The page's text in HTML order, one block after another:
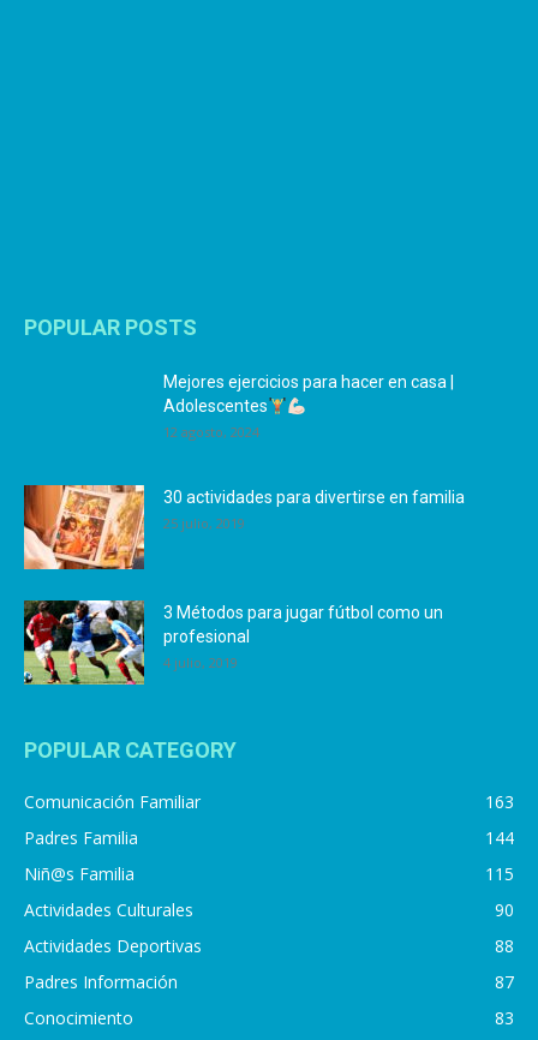
POPULAR POSTS
Mejores ejercicios para hacer en casa |
Adolescentes
12 agosto, 2024
30 actividades para divertirse en familia
25 julio, 2019
3 Métodos para jugar fútbol como un
profesional
4 julio, 2019
POPULAR CATEGORY
Comunicación Familiar
163
Padres Familia
144
Niñ@s Familia
115
Actividades Culturales
90
Actividades Deportivas
88
Padres Información
87
Conocimiento
83